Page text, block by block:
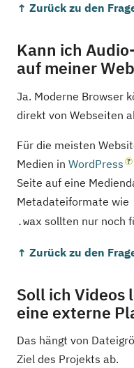
↑ Zurück zu den
Kann ich
auf meiner
Ja. Moderne Browser
direkt von Webseiten
Für die meisten
Medien in WordPress
Seite auf eine
Metadateiformate wie
.wax sollten nur noch
↑ Zurück zu den
Soll ich Videos
eine externe
Das hängt von
Ziel des Projekts ab.